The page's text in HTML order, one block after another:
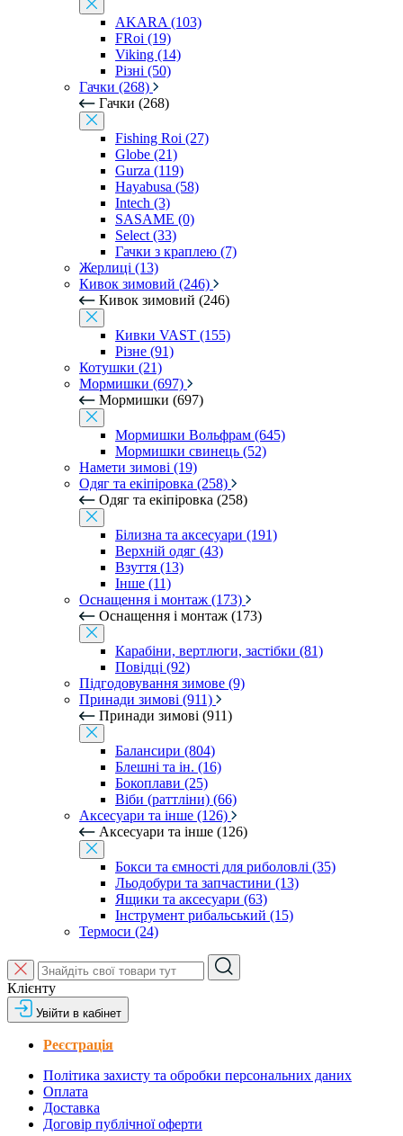
AKARA (103)
FRoi (19)
Viking (14)
Різні (50)
Гачки (268)
Гачки (268)
Fishing Roi (27)
Globe (21)
Gurza (119)
Hayabusa (58)
Intech (3)
SASAME (0)
Select (33)
Гачки з краплею (7)
Жерлиці (13)
Кивок зимовий (246)
Кивок зимовий (246)
Кивки VAST (155)
Різне (91)
Котушки (21)
Мормишки (697)
Мормишки (697)
Мормишки Вольфрам (645)
Мормишки свинець (52)
Намети зимові (19)
Одяг та екіпіровка (258)
Одяг та екіпіровка (258)
Білизна та аксесуари (191)
Верхній одяг (43)
Взуття (13)
Інше (11)
Оснащення і монтаж (173)
Оснащення і монтаж (173)
Карабіни, вертлюги, застібки (81)
Повідці (92)
Підгодовування зимове (9)
Принади зимові (911)
Принади зимові (911)
Балансири (804)
Блешні та ін. (16)
Бокоплави (25)
Віби (раттліни) (66)
Аксесуари та інше (126)
Аксесуари та інше (126)
Бокси та ємності для риболовлі (35)
Льодобури та запчастини (13)
Ящики та аксесуари (63)
Інструмент рибальський (15)
Термоси (24)
Клієнту
Увійти в кабінет
Реєстрація
Політика захисту та обробки персональних даних
Оплата
Доставка
Договір публічної оферти